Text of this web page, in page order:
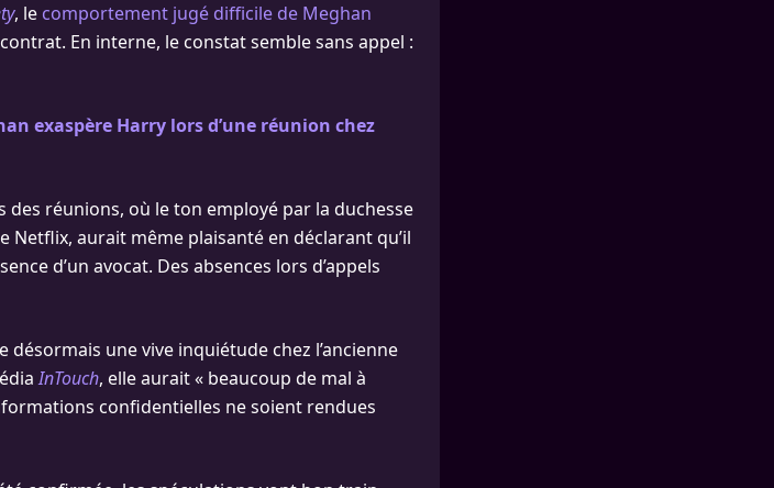
, le comportement jugé difficile de Meghan
En interne, le constat semble sans appel :
exaspère Harry lors d’une réunion chez
réunions, où le ton employé par la duchesse
Netflix, aurait même plaisanté en déclarant qu’il
d’un avocat. Des absences lors d’appels
une vive inquiétude chez l’ancienne
InTouch, elle aurait « beaucoup de mal à
confidentielles ne soient rendues